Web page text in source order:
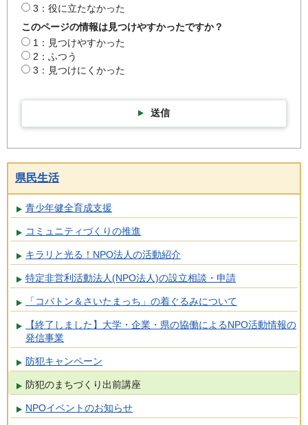
3：役に立たなかった
このページの情報は見つけやすかったですか？
1：見つけやすかった
2：ふつう
3：見つけにくかった
送信
県民生活
青少年健全育成支援
コミュニティづくりの推進
キラリと光る！NPO法人の活動紹介
特定非営利活動法人(NPO法人)の設立相談・申請
「コバトン＆さいたまっち」の着ぐるみについて
【終了しました】大学・企業・県の協働によるNPO活動情報の
発信事業
防犯キャンペーン
防犯のまちづくり出前講座
NPOイベントのお知らせ